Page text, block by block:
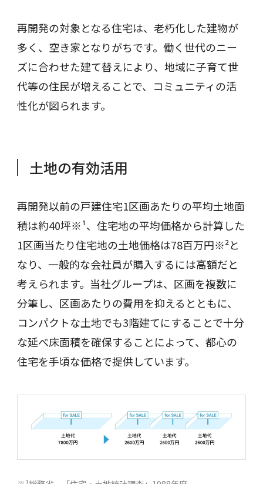
再開発の対象となる住宅は、老朽化した建物が
多く、空き家となりがちです。働く世代のニー
ズに合わせた建て替えにより、地域に子育て世
代等の住民が増えることで、コミュニティの活
性化が図られます。
土地の有効活用
再開発以前の戸建住宅1区画あたりの平均土地面
積は約40坪※¹、住宅地の平均価格から計算した
1区画当たり住宅地の土地価格は78百万円※²と
なり、一般的な会社員が購入するには高額だと
考えられます。当社グループは、区画を複数に
分筆し、区画あたりの費用を抑えるとともに、
コンパクトな土地でも3階建てにすることで十分
な延べ床面積を確保することによって、都心の
住宅を手頃な価格で提供しています。